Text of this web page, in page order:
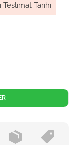
Teslimat Tarihi